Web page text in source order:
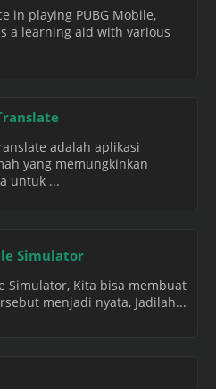
in playing PUBG Mobile,
a learning aid with various
adalah aplikasi
yang memungkinkan
untuk ...
Simulator
Simulator, Kita bisa membuat
menjadi nyata, Jadilah...